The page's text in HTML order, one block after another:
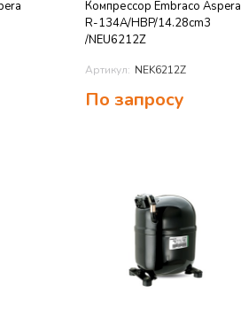
Компрессор Embraco Aspera
R-134A/HBP/14.28cm3
/NEU6212Z
Артикул: NEK6212Z
По запросу